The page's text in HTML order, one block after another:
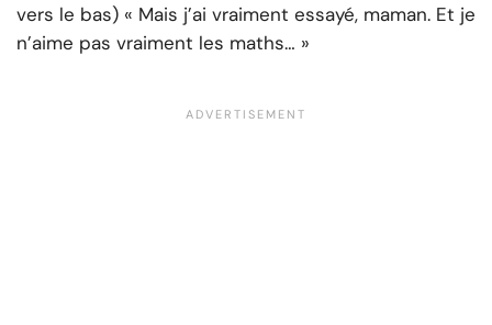
vers le bas) « Mais j’ai vraiment essayé, maman. Et je
n’aime pas vraiment les maths… »